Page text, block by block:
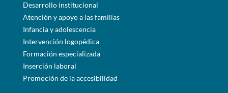
Desarrollo institucional
Atención y apoyo a las familias
Infancia y adolescencia
Intervención logopédica
Formación especializada
Inserción laboral
Promoción de la accesibilidad